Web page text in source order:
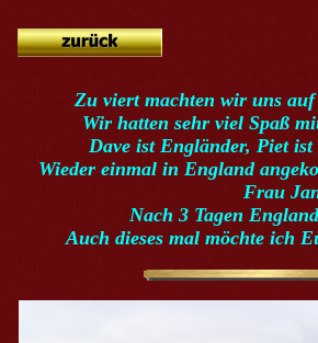
Zu viert machten wir uns
Wir hatten sehr viel Spaß
Dave ist Engländer, Piet
Wieder einmal in England
Frau
Nach 3 Tagen
Auch dieses mal möchte ich